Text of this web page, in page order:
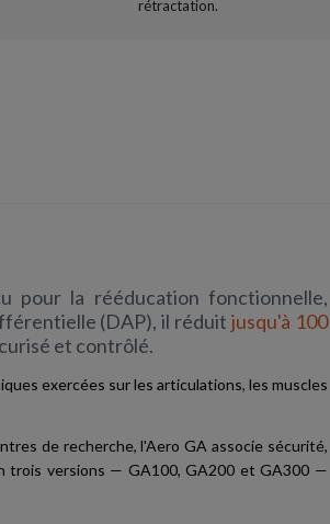
pour la rééducation fonctionnelle,
(DAP), il réduitjusqu'à 100
et contrôlé.
exercées sur les articulations, les muscles
de recherche, l'Aero GA associe sécurité,
trois versions — GA100, GA200 et GA300 —